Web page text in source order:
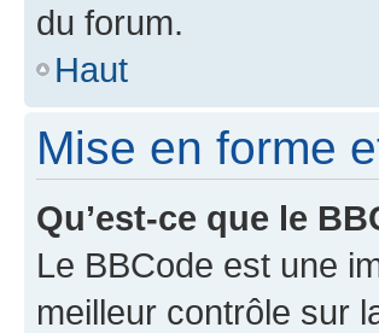
du forum.
Haut
Mise en forme
Qu’est-ce que le
Le BBCode est une
meilleur contrôle sur